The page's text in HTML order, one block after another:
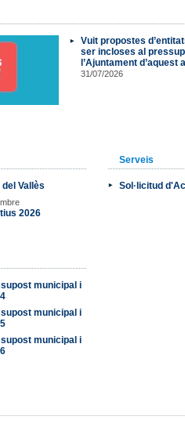
Vuit propostes
ser incloses al
l’Ajuntament d’aquest
31/07/2026
Vallès
2026
Serveis
Sol·licitud
municipal i
municipal i
municipal i